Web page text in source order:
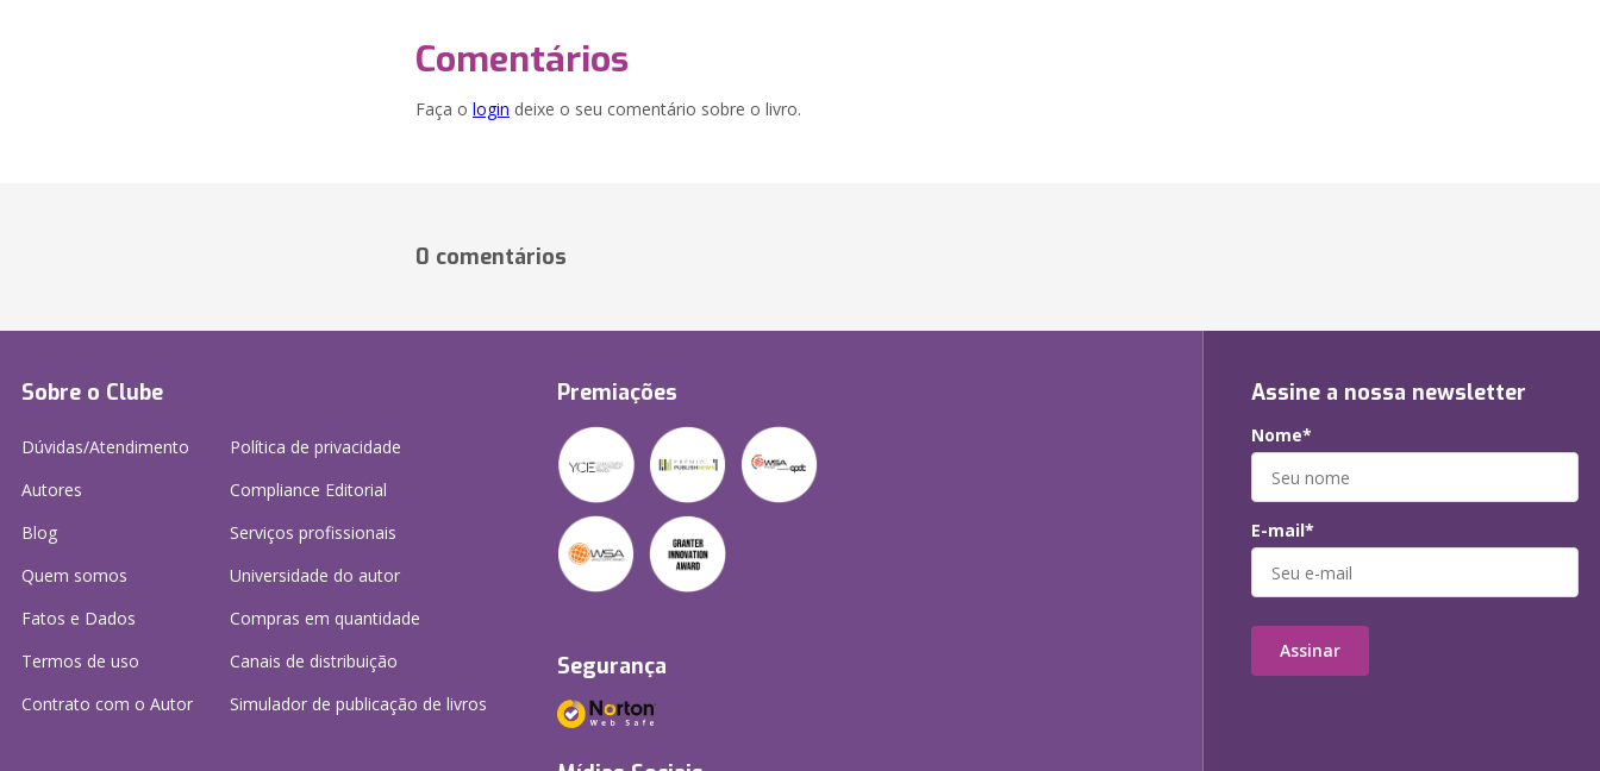
Comentários
Faça o login deixe o seu comentário sobre o livro.
0 comentários
Sobre o Clube
Dúvidas/Atendimento
Autores
Blog
Quem somos
Fatos e Dados
Termos de uso
Contrato com o Autor
Política de privacidade
Compliance Editorial
Serviços profissionais
Universidade do autor
Compras em quantidade
Canais de distribuição
Simulador de publicação de livros
Premiações
Segurança
Assine a nossa newsletter
Nome*
E-mail*
Assinar